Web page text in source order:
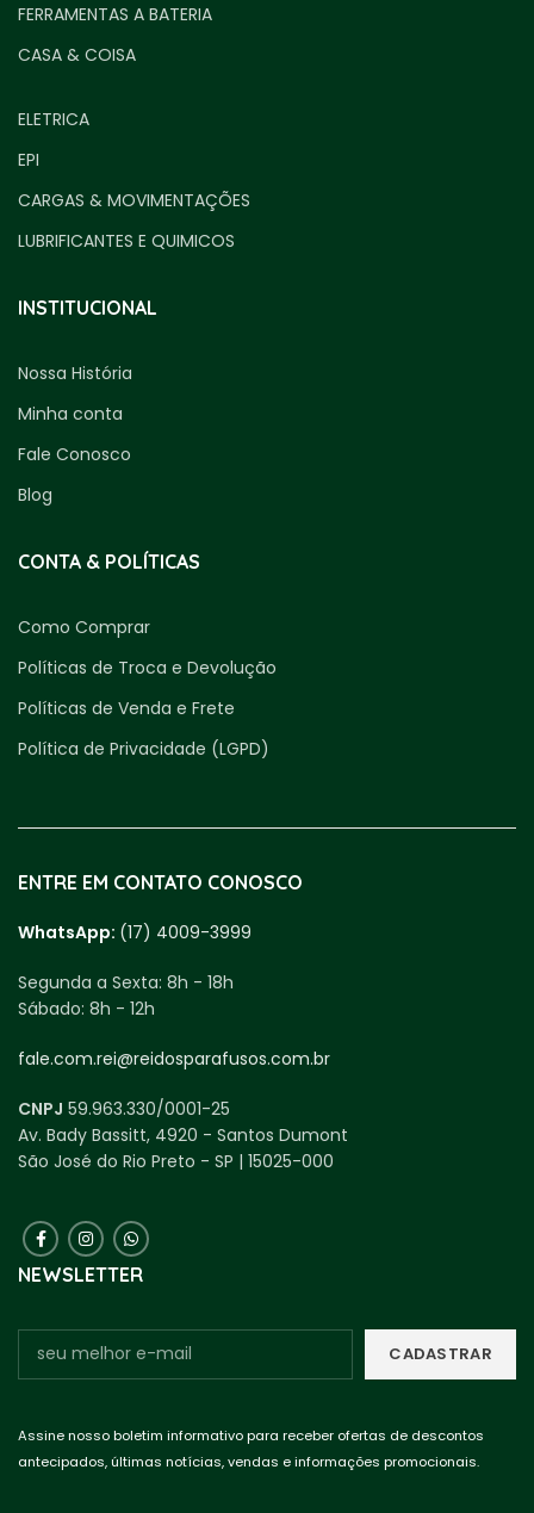
FERRAMENTAS A BATERIA
CASA & COISA
ELETRICA
EPI
CARGAS & MOVIMENTAÇÕES
LUBRIFICANTES E QUIMICOS
INSTITUCIONAL
Nossa História
Minha conta
Fale Conosco
Blog
CONTA & POLÍTICAS
Como Comprar
Políticas de Troca e Devolução
Políticas de Venda e Frete
Política de Privacidade (LGPD)
ENTRE EM CONTATO CONOSCO
WhatsApp: (17) 4009-3999
Segunda a Sexta: 8h - 18h
Sábado: 8h - 12h
fale.com.rei@reidosparafusos.com.br
CNPJ 59.963.330/0001-25
Av. Bady Bassitt, 4920 - Santos Dumont
São José do Rio Preto - SP | 15025-000
NEWSLETTER
Assine nosso boletim informativo para receber ofertas de descontos
antecipados, últimas notícias, vendas e informações promocionais.